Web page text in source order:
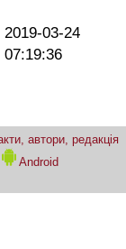
2019-03-24
07:19:36
автори, редакція
Android